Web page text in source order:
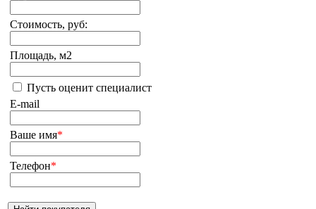
Стоимость, руб:
Площадь, м2
Пусть оценит специалист
E-mail
Ваше имя*
Телефон*